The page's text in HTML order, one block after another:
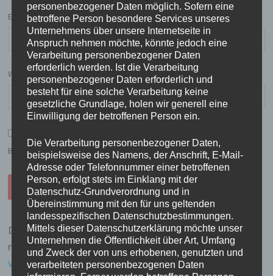
E-MAIL-ADRESSE
WEBSITE
BROWSER FÜR MEINEN NÄCHSTEN KOMMENTAR SPEICHERN.
Diese Website verwendet Akismet, um Spam zu
reduzieren.Erfahre, wie deine Kommentardaten
verarbeitet werden.
personenbezogener Daten möglich. Sofern eine
betroffene Person besondere Services unseres
Unternehmens über unsere Internetseite in
Anspruch nehmen möchte, könnte jedoch eine
Verarbeitung personenbezogener Daten
erforderlich werden. Ist die Verarbeitung
personenbezogener Daten erforderlich und
besteht für eine solche Verarbeitung keine
gesetzliche Grundlage, holen wir generell eine
Einwilligung der betroffenen Person ein.
Die Verarbeitung personenbezogener Daten,
beispielsweise des Namens, der Anschrift, E-Mail-
Adresse oder Telefonnummer einer betroffenen
Person, erfolgt stets im Einklang mit der
Datenschutz-Grundverordnung und in
Übereinstimmung mit den für uns geltenden
landesspezifischen Datenschutzbestimmungen.
Mittels dieser Datenschutzerklärung möchte unser
Unternehmen die Öffentlichkeit über Art, Umfang
und Zweck der von uns erhobenen, genutzten und
verarbeiteten personenbezogenen Daten